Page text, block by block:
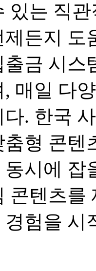
있는 직
든지 도
금 시스
매일 다
. 한국
형 콘텐
시에 잡
콘텐츠를
험을 시